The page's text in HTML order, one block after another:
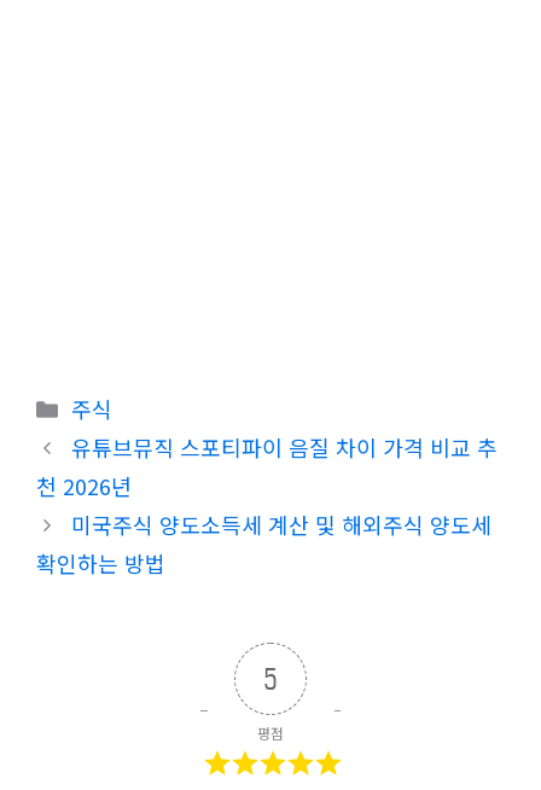
카
테
고
리
주식
유튜브뮤직 스포티파이 음질 차이 가격 비교 추
천 2026년
미국주식 양도소득세 계산 및 해외주식 양도세
확인하는 방법
5
평점